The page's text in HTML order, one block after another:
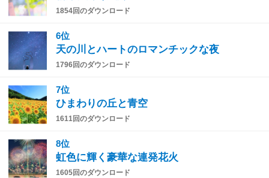
1854回のダウンロード
6位
天の川とハートのロマンチックな夜
1796回のダウンロード
7位
ひまわりの丘と青空
1611回のダウンロード
8位
虹色に輝く豪華な連発花火
1605回のダウンロード